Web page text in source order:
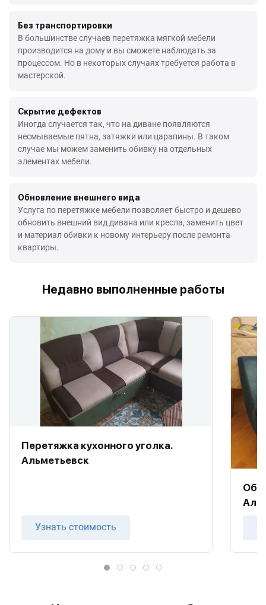
Без транспортировки
В большинстве случаев перетяжка мягкой мебели
производится на дому и вы сможете наблюдать за
процессом. Но в некоторых случаях требуется работа в
мастерской.
Скрытие дефектов
Иногда случается так, что на диване появляются
несмываемые пятна, затяжки или царапины. В таком
случае мы можем заменить обивку на отдельных
элементах мебели.
Обновление внешнего вида
Услуга по перетяжке мебели позволяет быстро и дешево
обновить внешний вид дивана или кресла, заменить цвет
и материал обивки к новому интерьеру после ремонта
квартиры.
Недавно выполненные работы
Перетяжка кухонного уголка.
Альметьевск
Узнать стоимость